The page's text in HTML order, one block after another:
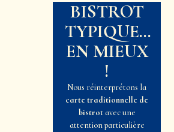
BISTROT
TYPIQUE…
EN MIEUX
!
Nous réinterprétons la
carte traditionnelle de
bistrotavec une
attention particulière